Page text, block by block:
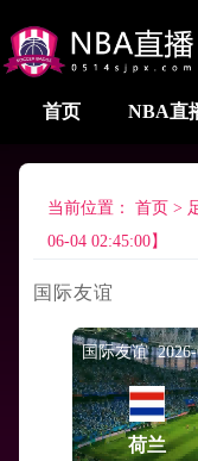
首页 NBA直
当前位置： 首页 >
06-04 02:45:00】
国际友谊
国际友谊 2026-
荷兰